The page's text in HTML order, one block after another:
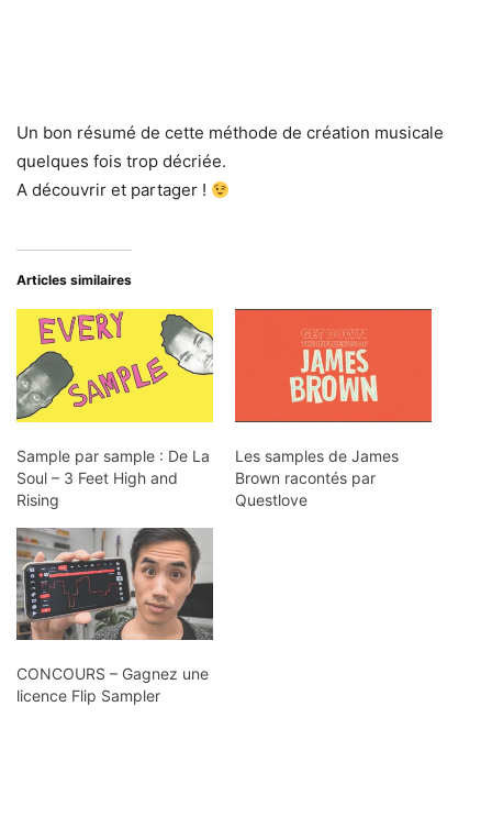
Un bon résumé de cette méthode de création musicale
quelques fois trop décriée.
A découvrir et partager !
Articles similaires
Sample par sample : De La
Soul – 3 Feet High and
Rising
Les samples de James
Brown racontés par
Questlove
CONCOURS – Gagnez une
licence Flip Sampler